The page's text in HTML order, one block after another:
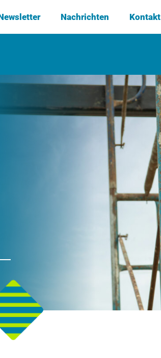
Nachrichten Kontakt